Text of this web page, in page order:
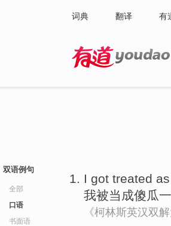
词典 翻译 有
双语例句
全部
口语
书面语
I got treated
我被当成傻瓜
《柯林斯英汉双解